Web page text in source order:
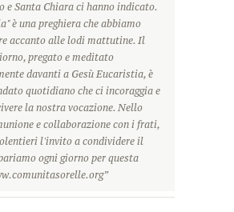
e Santa Chiara ci hanno indicato.
è una preghiera che abbiamo
accanto alle lodi mattutine. Il
pregato e meditato
davanti a Gesù Eucaristia, è
quotidiano che ci incoraggia e
la nostra vocazione. Nello
e collaborazione con i frati,
l'invito a condividere il
ogni giorno per questa